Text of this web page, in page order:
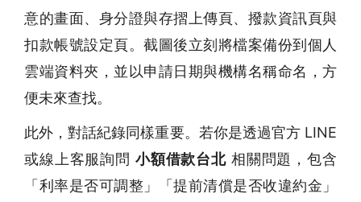
意的畫面、身分證與存摺上傳頁、撥款資訊頁與
扣款帳號設定頁。截圖後立刻將檔案備份到個人
雲端資料夾，並以申請日期與機構名稱命名，方
便未來查找。
此外，對話紀錄同樣重要。若你是透過官方 LINE
或線上客服詢問 小額借款台北 相關問題，包含
「利率是否可調整」「提前清償是否收違約金」